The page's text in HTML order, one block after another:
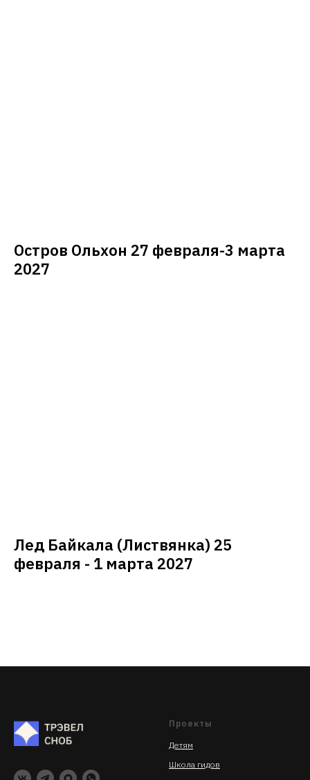
Остров Ольхон 27 февраля-3 марта
2027
Лед Байкала (Листвянка) 25
февраля - 1 марта 2027
Проекты
Детям
Школа гидов